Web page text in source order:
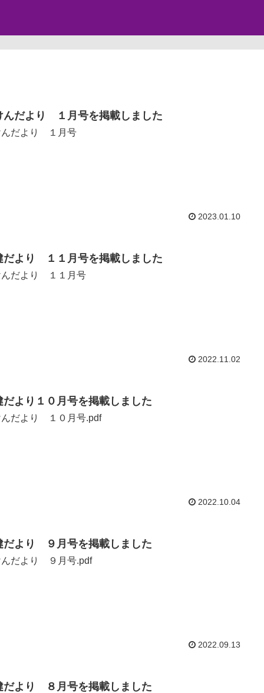
んだより １月号を掲載しました
んだより １月号
2023.01.10
だより １１月号を掲載しました
んだより １１月号
2022.11.02
だより１０月号を掲載しました
んだより １０月号.pdf
2022.10.04
だより ９月号を掲載しました
んだより ９月号.pdf
2022.09.13
だより ８月号を掲載しました